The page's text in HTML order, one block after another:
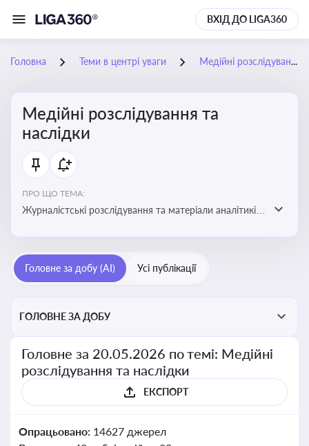
ВХІД ДО LIGA360
Головна Теми в центрі уваги Медійні розслідування та наслідки
Медійні розслідування та
наслідки
ПРО ЩО ТЕМА:
Журналістські розслідування та матеріали аналітиків
компаній, посадових осіб і пов’язаних осіб
Головне за добу (AI) Усі публікації
ГОЛОВНЕ ЗА ДОБУ
Головне за 20.05.2026 по темі: Медійні
розслідування та наслідки
ЕКСПОРТ
Опрацьовано: 14627 джерел